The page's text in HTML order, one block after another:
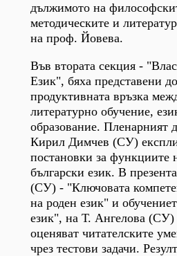
дължимото на
методическите и
на проф. Йовева.
Във втората секция -
Език", бяха представени
продуктивната връзка
литературно обучение,
образование. Пленарният
Кирил Димчев (СУ)
постановки за функциите
български език. В
(СУ) - "Ключовата
на роден език" и
език", на Т. Ангелова
оценяват читателските
чрез тестови задачи.